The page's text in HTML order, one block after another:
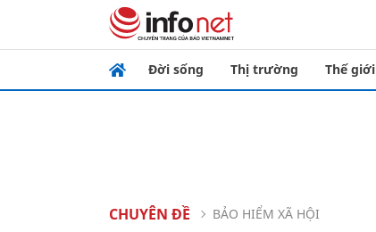
Đời sống Thị trường Thế giới
CHUYÊN ĐỀ BẢO HIỂM XÃ HỘI